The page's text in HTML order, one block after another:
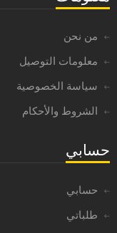
من نحن
معلومات التوصيل
سياسة الخصوصية
الشروط والأحكام
حسابي
حسابي
طلباتي